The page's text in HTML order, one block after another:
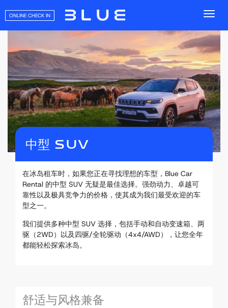
ONLINE CHECK IN
中型 SUV
在冰岛租车时，如果您正在寻找理想的车型，Blue Car
Rental 的中型 SUV 无疑是最佳选择。强劲动力、卓越可
靠性以及极具竞争力的价格，使其成为我们最受欢迎的车
型之一。
我们提供多种中型 SUV 选择，包括手动和自动变速箱、两
驱（2WD）以及四驱/全轮驱动（4x4/AWD），让您全年
都能轻松探索冰岛。
舒适与风格兼备